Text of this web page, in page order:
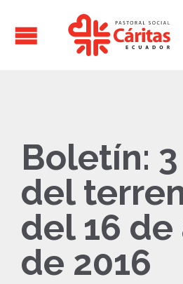
Boletín:
del
del 16
de 2016